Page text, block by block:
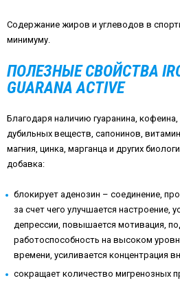
Содержание жиров и углеводов в
минимуму.
ПОЛЕЗНЫЕ СВОЙСТВА
GUARANA ACTIVE
Благодаря наличию гуаранина,
дубильных веществ, сапонинов,
магния, цинка, марганца и других
добавка:
блокирует аденозин – соединение,
за счет чего улучшается настроение,
депрессии, повышается мотивация,
работоспособность на высоком
времени, усиливается концентрация
сокращает количество мигренозных